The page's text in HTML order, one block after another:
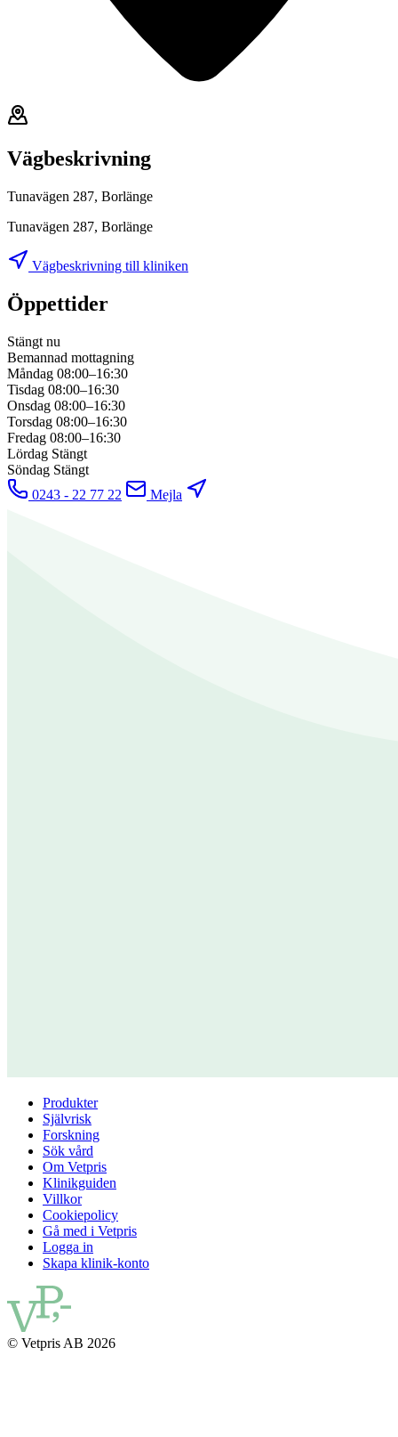
Vägbeskrivning
Tunavägen 287, Borlänge
Tunavägen 287, Borlänge
Vägbeskrivning till kliniken
Öppettider
Stängt nu
Bemannad mottagning
Måndag 08:00–16:30
Tisdag 08:00–16:30
Onsdag 08:00–16:30
Torsdag 08:00–16:30
Fredag 08:00–16:30
Lördag Stängt
Söndag Stängt
0243 - 22 77 22
Mejla
Produkter
Självrisk
Forskning
Sök vård
Om Vetpris
Klinikguiden
Villkor
Cookiepolicy
Gå med i Vetpris
Logga in
Skapa klinik-konto
© Vetpris AB 2026